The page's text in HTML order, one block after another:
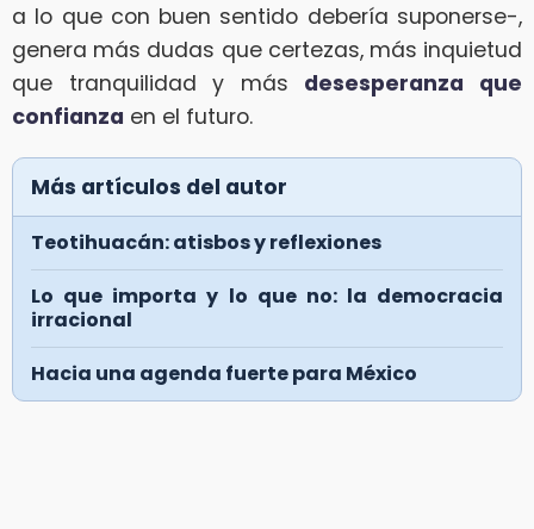
a lo que con buen sentido debería suponerse-,
genera más dudas que certezas, más inquietud
que tranquilidad y más desesperanza que
confianza en el futuro.
Más artículos del autor
Teotihuacán: atisbos y reflexiones
Lo que importa y lo que no: la democracia
irracional
Hacia una agenda fuerte para México